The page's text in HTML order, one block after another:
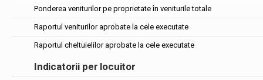
Ponderea veniturilor pe proprietate în veniturile totale
Raportul veniturilor aprobate la cele executate
Raportul cheltuielilor aprobate la cele executate
Indicatorii per locuitor